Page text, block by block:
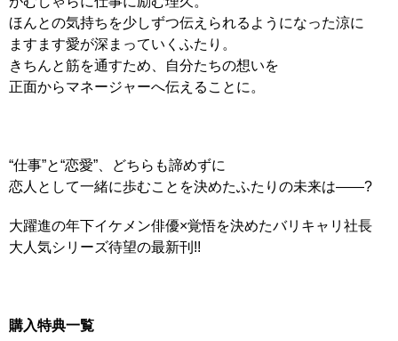
ほんとの気持ちを少しずつ伝えられるようになった涼に
ますます愛が深まっていくふたり。
きちんと筋を通すため、自分たちの想いを
正面からマネージャーへ伝えることに。
“仕事”と“恋愛”、どちらも諦めずに
恋人として一緒に歩むことを決めたふたりの未来は――?
大躍進の年下イケメン俳優×覚悟を決めたバリキャリ社長
大人気シリーズ待望の最新刊!!
購入特典一覧